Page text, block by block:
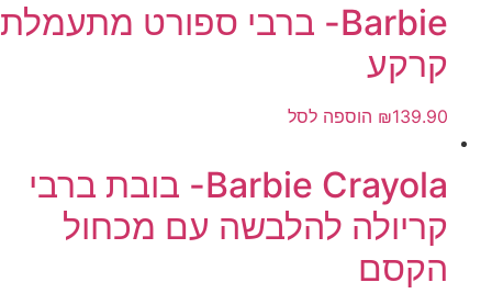
Barbie- ברבי ספורט מתעמלת
קרקע
₪139.90 הוספה לסל
Barbie Crayola- בובת ברבי
קריולה להלבשה עם מכחול
הקסם